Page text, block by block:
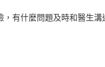
有什麼問題及時和醫生